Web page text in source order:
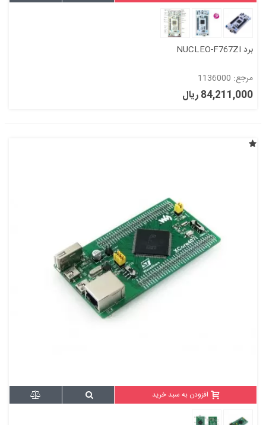
برد NUCLEO-F767ZI
مرجع: 1136000
84,211,000 ریال
افزودن به سبد خرید